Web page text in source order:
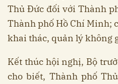
Thủ Đức đối với Thành
Thành phố Hồ Chí Minh;
khai thác, quản lý không
Kết thúc hội nghị, Bộ
cho biết, Thành phố